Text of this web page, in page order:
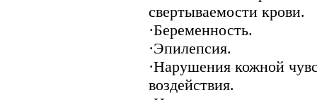
свертываемости крови.
·Беременность.
·Эпилепсия.
·Нарушения кожной
воздействия.